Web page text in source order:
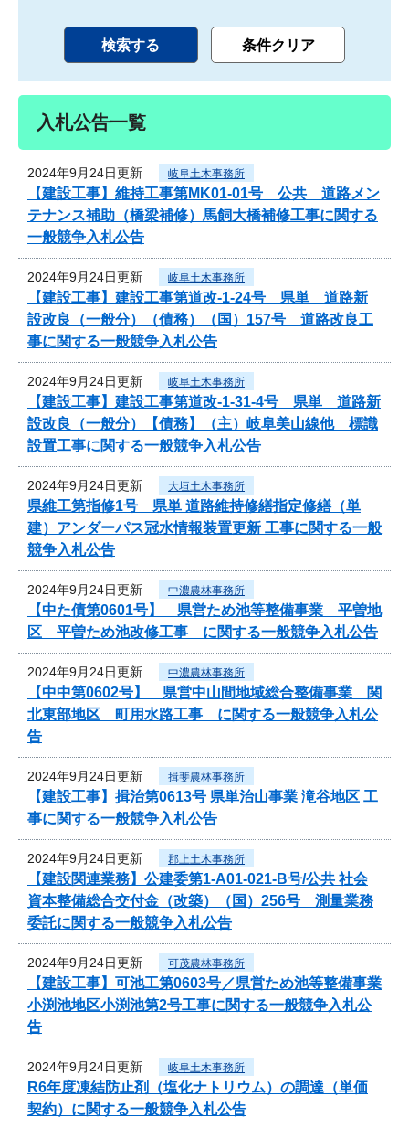
入札公告一覧
2024年9月24日更新 岐阜土木事務所
【建設工事】維持工事第MK01-01号 公共 道路メン
テナンス補助（橋梁補修）馬飼大橋補修工事に関する
一般競争入札公告
2024年9月24日更新 岐阜土木事務所
【建設工事】建設工事第道改-1-24号 県単 道路新
設改良（一般分）（債務）（国）157号 道路改良工
事に関する一般競争入札公告
2024年9月24日更新 岐阜土木事務所
【建設工事】建設工事第道改-1-31-4号 県単 道路新
設改良（一般分）【債務】（主）岐阜美山線他 標識
設置工事に関する一般競争入札公告
2024年9月24日更新 大垣土木事務所
県維工第指修1号 県単 道路維持修繕指定修繕（単
建）アンダーパス冠水情報装置更新 工事に関する一般
競争入札公告
2024年9月24日更新 中濃農林事務所
【中た債第0601号】 県営ため池等整備事業 平曽地
区 平曽ため池改修工事 に関する一般競争入札公告
2024年9月24日更新 中濃農林事務所
【中中第0602号】 県営中山間地域総合整備事業 関
北東部地区 町用水路工事 に関する一般競争入札公
告
2024年9月24日更新 揖斐農林事務所
【建設工事】揖治第0613号 県単治山事業 滝谷地区 工
事に関する一般競争入札公告
2024年9月24日更新 郡上土木事務所
【建設関連業務】公建委第1-A01-021-B号/公共 社会
資本整備総合交付金（改築）（国）256号 測量業務
委託に関する一般競争入札公告
2024年9月24日更新 可茂農林事務所
【建設工事】可池工第0603号／県営ため池等整備事業
小渕池地区小渕池第2号工事に関する一般競争入札公
告
2024年9月24日更新 岐阜土木事務所
R6年度凍結防止剤（塩化ナトリウム）の調達（単価
契約）に関する一般競争入札公告